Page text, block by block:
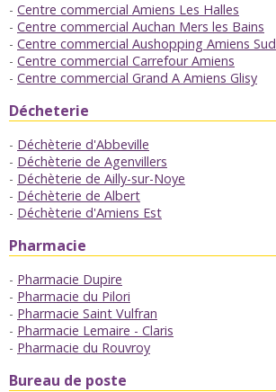
Centre commercial Amiens Les Halles
Centre commercial Auchan Mers les Bains
Centre commercial Aushopping Amiens Sud
Centre commercial Carrefour Amiens
Centre commercial Grand A Amiens Glisy
Décheterie
Déchèterie d'Abbeville
Déchèterie de Agenvillers
Déchèterie de Ailly-sur-Noye
Déchèterie de Albert
Déchèterie d'Amiens Est
Pharmacie
Pharmacie Dupire
Pharmacie du Pilori
Pharmacie Saint Vulfran
Pharmacie Lemaire - Claris
Pharmacie du Rouvroy
Bureau de poste